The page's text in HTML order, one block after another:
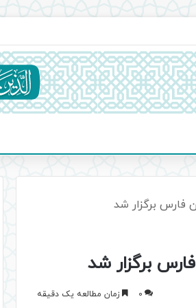
اسلامی
فارس برگزار شد
برگزار شد
0 زمان مطالعه یک دقیقه